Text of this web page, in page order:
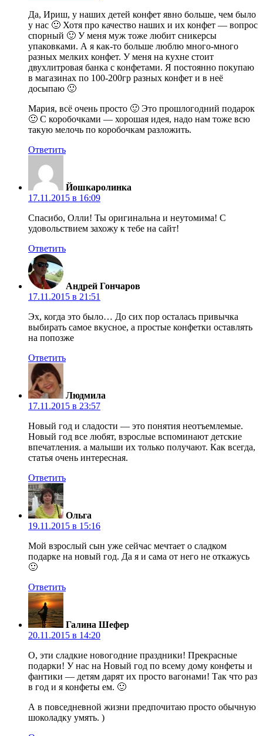
Да, Ириш, у наших детей конфет явно больше, чем было
у нас 🙂 Хотя про качество наших и их конфет — вопрос
спорный 🙂 У меня муж тоже любит сникерсы
упаковками. А я как-то больше люблю много-много
разных мелких конфет. У меня на кухне стоит
двухлитровая банка с конфетами. Я постоянно покупаю
в магазинах по 100-200гр разных конфет и в неё
досыпаю 🙂
Мария, всё очень просто 🙂 Это прошлогодний подарок
🙂 С коробочками — хорошая идея, надо нам тоже всю
такую мелочь по коробочкам разложить.
Ответить
Йошкаролинка
17.11.2015 в 16:09
Спасибо, Олли! Ты оригинальна и неутомима! С
удовольствием захожу к тебе на сайт!
Ответить
Андрей Гончаров
17.11.2015 в 21:51
Эх, когда это было… До сих пор осталась привычка
выбирать самое вкусное, а простые конфетки оставлять
на попозже
Ответить
Людмила
17.11.2015 в 23:57
Новый год и сладости — это понятия неотъемлемые.
Новый год все любят, взрослые вспоминают детские
впечатления. а малыши их только получают. Как всегда,
статья очень интересная.
Ответить
Ольга
19.11.2015 в 15:16
Мой взрослый сын уже сейчас мечтает о сладком
подарке на новый год. Да я и сама от него не откажусь
🙂
Ответить
Галина Шефер
20.11.2015 в 14:20
О, эти сладкие новогодние праздники! Прекрасные
подарки! У нас на Новый год по всему дому конфеты и
фантики — детям дарят их просто вагонами! Так что раз
в год и я конфеты ем. 🙂
А в повседневной жизни предпочитаю просто обычную
шоколадку умять. )